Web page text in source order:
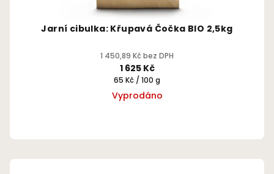
Jarní cibulka: Křupavá Čočka BIO 2,5kg
1 450,89 Kč bez DPH
1 625 Kč
Měrná
cena:
65 Kč / 100 g
Vyprodáno